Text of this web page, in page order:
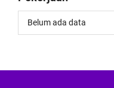
Belum ada data